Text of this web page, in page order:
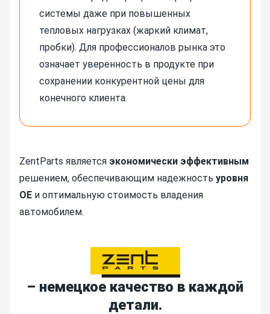
системы даже при повышенных
тепловых нагрузках (жаркий климат,
пробки). Для профессионалов рынка это
означает уверенность в продукте при
сохранении конкурентной цены для
конечного клиента.
ZentParts является экономически эффективным
решением, обеспечивающим надежность уровня
OE и оптимальную стоимость владения
автомобилем.
– немецкое качество в каждой
детали.